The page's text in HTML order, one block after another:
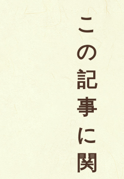
こ
の
記
事
に
関